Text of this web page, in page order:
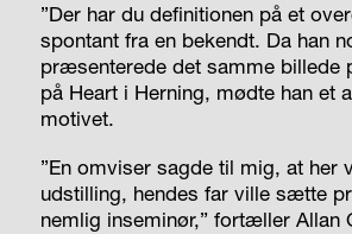
”Der har du definitionen på et
spontant fra en bekendt. Da han
præsenterede det samme billede
på Heart i Herning, mødte han et
motivet.
”En omviser sagde til mig, at her
udstilling, hendes far ville sætte
nemlig inseminør,” fortæller Allan